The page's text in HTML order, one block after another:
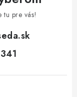
tu pre vás!